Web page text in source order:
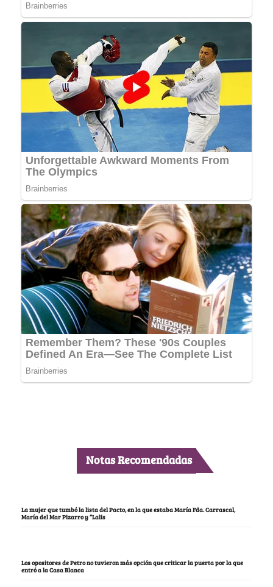
Notas Recomendadas
La mujer que tumbó la lista del Pacto, en la que estaba María Fda. Carrascal,
María del Mar Pizarro y “Lalis
Los opositores de Petro no tuvieron más opción que criticar la puerta por la que
entró a la Casa Blanca